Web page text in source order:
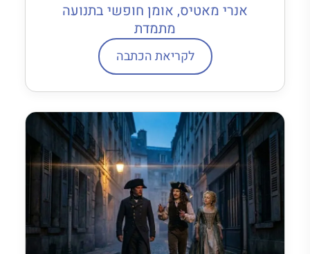
אנרי מאטיס, אומן חופשי בתנועה
מתמדת
לקריאת הכתבה